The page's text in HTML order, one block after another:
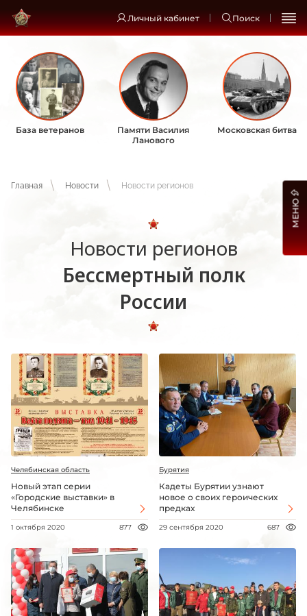
Личный кабинет Поиск
База ветеранов
Памяти Василия
Ланового
Московская битва
Главная Новости Новости регионов
Новости регионов
Бессмертный полк
России
Челябинская область
Новый этап серии
«Городские выставки» в
Челябинске
1 октября 2020 877
Бурятия
Кадеты Бурятии узнают
новое о своих героических
предках
29 сентября 2020 687
МЕНЮ